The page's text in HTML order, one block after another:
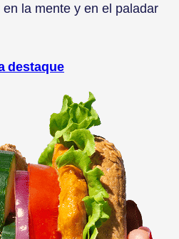
la mente y en el paladar
destaque